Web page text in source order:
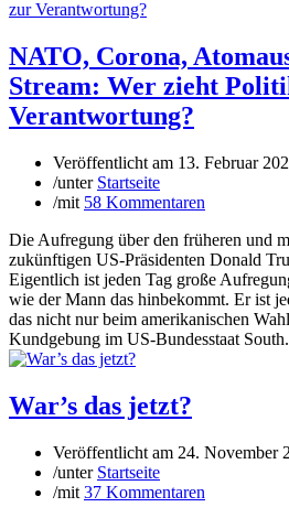
NATO, Corona,
Stream: Wer zieht
Verantwortung?
Veröffentlicht am 13. Februar
/unter Startseite
/mit 58 Kommentaren
Die Aufregung über den früheren und
zukünftigen US-Präsidenten Donald
Eigentlich ist jeden Tag große
wie der Mann das hinbekommt. Er ist
das nicht nur beim amerikanischen
Kundgebung im US-Bundesstaat
War’s das jetzt?
Veröffentlicht am 24. November
/unter Startseite
/mit 37 Kommentaren